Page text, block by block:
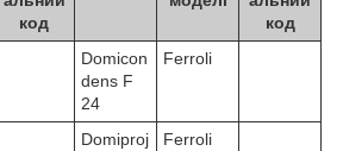
код
код
Domicon
dens F
24
Ferroli
Domiproj
Ferroli